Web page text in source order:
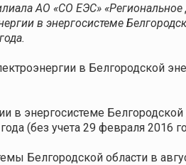
АО «СО ЕЭС» «Региональное
в энергосистеме
в Белгородской
в энергосистеме
(без учета 29 февраля 2016
Белгородской области в